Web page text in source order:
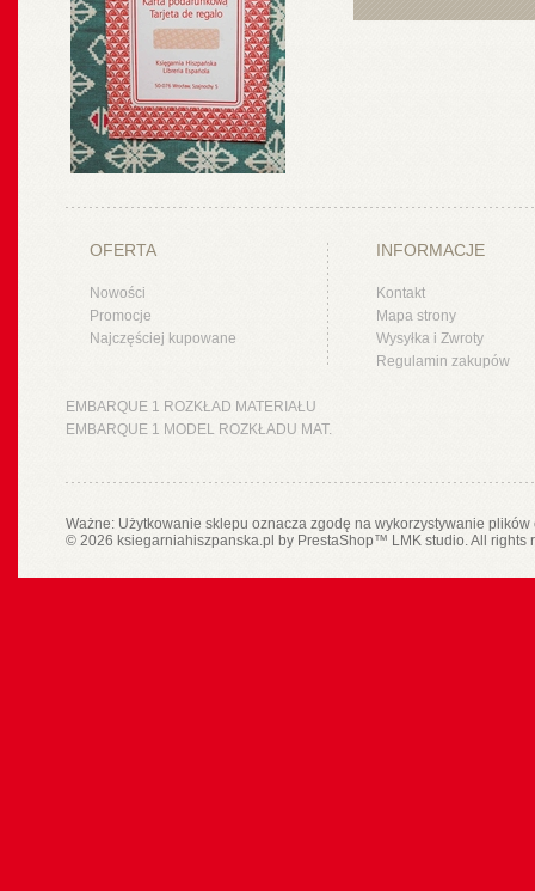
OFERTA
Nowości
Promocje
Najczęściej kupowane
INFORMACJE
Kontakt
Mapa strony
Wysyłka i Zwroty
Regulamin zakupów
EMBARQUE 1 ROZKŁAD MATERIAŁU
EMBARQUE 1 MODEL ROZKŁADU MAT.
Ważne: Użytkowanie sklepu oznacza zgodę na wykorzystywanie
© 2026 ksiegarniahiszpanska.pl by PrestaShop™ LMK studio. All rights